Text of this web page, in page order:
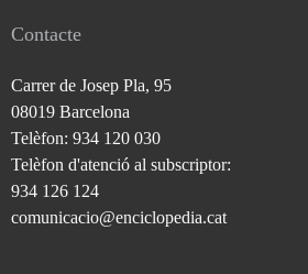
Contacte
Carrer de Josep Pla, 95
08019 Barcelona
Telèfon: 934 120 030
Telèfon d'atenció al subscriptor:
934 126 124
comunicacio@enciclopedia.cat